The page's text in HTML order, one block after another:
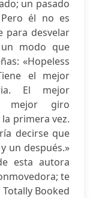
un pasado
él no es
para desvelar
modo que
«Hopeless
el mejor
El mejor
mejor giro
primera vez.
decirse que
un después.»
esta autora
te
Booked